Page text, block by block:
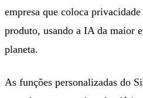
empresa que coloca
produto, usando a IA da maior
planeta.
As funções personalizadas do